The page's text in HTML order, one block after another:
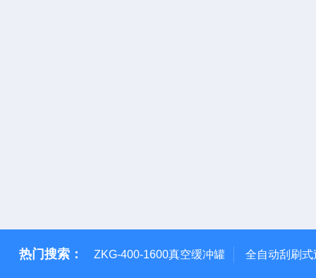
热门搜索： ZKG-400-1600真空缓冲罐 全自动刮刷式